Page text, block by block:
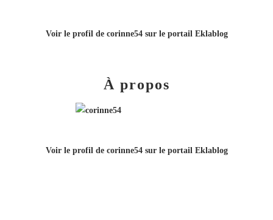
Voir le profil de corinne54sur le portail Eklablog
À propos
Voir le profil de corinne54sur le portail Eklablog